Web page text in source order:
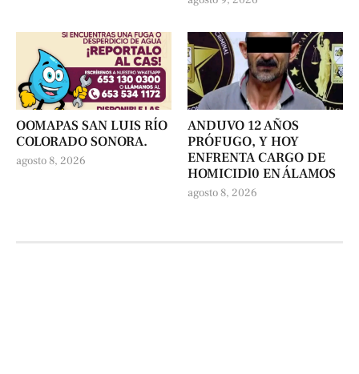
OOMAPAS SAN LUIS RÍO
COLORADO SONORA.
agosto 8, 2026
ANDUVO 12 AÑOS
PRÓFUGO, Y HOY
ENFRENTA CARGO DE
HOMICIDl0 EN ÁLAMOS
agosto 8, 2026